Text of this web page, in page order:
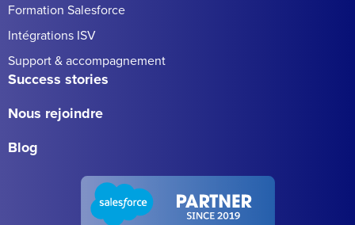
Formation Salesforce
Intégrations ISV
Support & accompagnement
Success stories
Nous rejoindre
Blog